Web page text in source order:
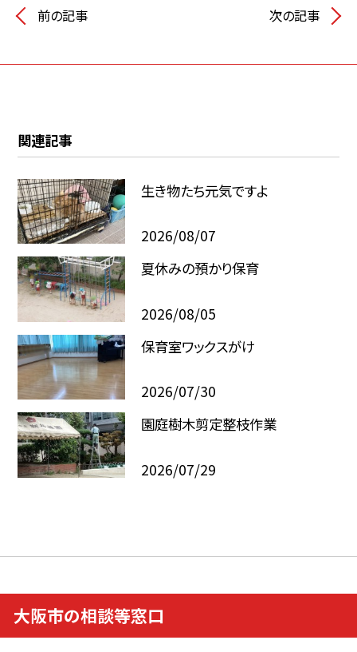
前の記事 次の記事
関連記事
生き物たち元気ですよ
2026/08/07
夏休みの預かり保育
2026/08/05
保育室ワックスがけ
2026/07/30
園庭樹木剪定整枝作業
2026/07/29
大阪市の相談等窓口